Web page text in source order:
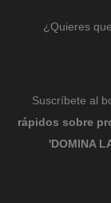
¿Quieres
Suscríbete al
rápidos sobre
'DOMINA